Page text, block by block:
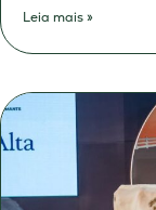
Leia mais »